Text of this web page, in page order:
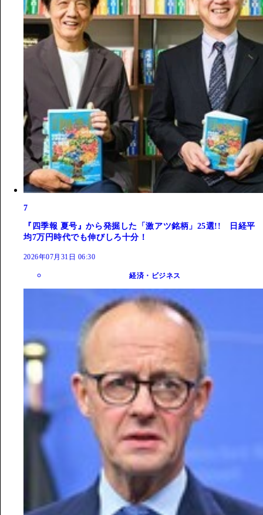
7
『四季報 夏号』から発掘した「激アツ銘柄」25選!! 日経平
均7万円時代でも伸びしろ十分！
2026年07月31日 06:30
経済・ビジネス